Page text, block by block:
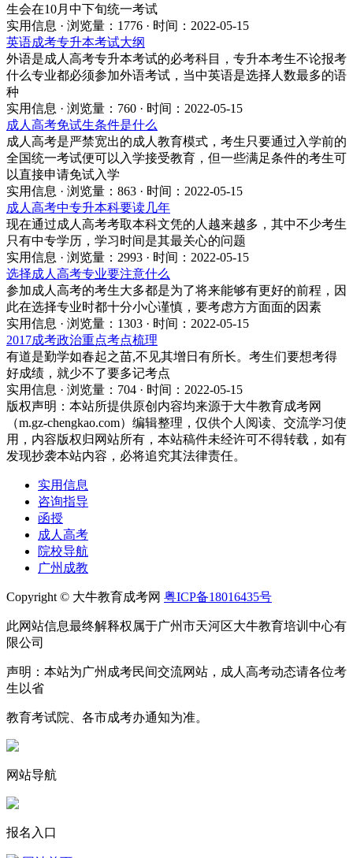
生会在10月中下旬统一考试
实用信息 · 浏览量：1776 · 时间：2022-05-15
英语成考专升本考试大纲
外语是成人高考专升本考试的必考科目，专升本考生不论报考
什么专业都必须参加外语考试，当中英语是选择人数最多的语
种
实用信息 · 浏览量：760 · 时间：2022-05-15
成人高考免试生条件是什么
成人高考是严禁宽出的成人教育模式，考生只要通过入学前的
全国统一考试便可以入学接受教育，但一些满足条件的考生可
以直接申请免试入学
实用信息 · 浏览量：863 · 时间：2022-05-15
成人高考中专升本科要读几年
现在通过成人高考考取本科文凭的人越来越多，其中不少考生
只有中专学历，学习时间是其最关心的问题
实用信息 · 浏览量：2993 · 时间：2022-05-15
选择成人高考专业要注意什么
参加成人高考的考生大多都是为了将来能够有更好的前程，因
此在选择专业时都十分小心谨慎，要考虑方方面面的因素
实用信息 · 浏览量：1303 · 时间：2022-05-15
2017成考政治重点考点梳理
有道是勤学如春起之苗,不见其增日有所长。考生们要想考得
好成绩，就少不了要多记考点
实用信息 · 浏览量：704 · 时间：2022-05-15
版权声明： 本站所提供原创内容均来源于大牛教育成考网
（m.gz-chengkao.com）编辑整理，仅供个人阅读、交流学习使
用，内容版权归网站所有，本站稿件未经许可不得转载，如有
发现抄袭本站内容，必将追究其法律责任。
实用信息
咨询指导
函授
成人高考
院校导航
广州成教
Copyright © 大牛教育成考网 粤ICP备18016435号
此网站信息最终解释权属于广州市天河区大牛教育培训中心有
限公司
声明：本站为广州成考民间交流网站，成人高考动态请各位考
生以省
教育考试院、各市成考办通知为准。
网站导航
报名入口